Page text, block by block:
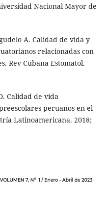
Nacional Mayor de
A. Calidad de vida y
relacionadas con
Rev Cubana Estomatol.
Calidad de vida
peruanos en el
Latinoamericana. 2018;